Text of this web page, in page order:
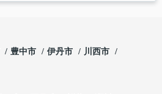
豊中市 伊丹市
川西市